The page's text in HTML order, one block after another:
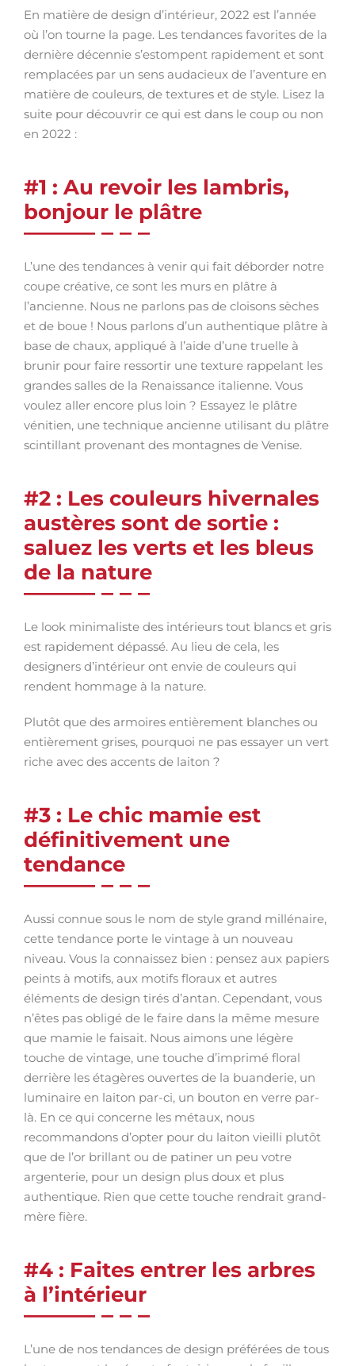
En matière de design d’intérieur, 2022 est l’année
où l’on tourne la page. Les tendances favorites de la
dernière décennie s’estompent rapidement et sont
remplacées par un sens audacieux de l’aventure en
matière de couleurs, de textures et de style. Lisez la
suite pour découvrir ce qui est dans le coup ou non
en 2022 :
#1 : Au revoir les lambris,
bonjour le plâtre
L’une des tendances à venir qui fait déborder notre
coupe créative, ce sont les murs en plâtre à
l’ancienne. Nous ne parlons pas de cloisons sèches
et de boue ! Nous parlons d’un authentique plâtre à
base de chaux, appliqué à l’aide d’une truelle à
brunir pour faire ressortir une texture rappelant les
grandes salles de la Renaissance italienne. Vous
voulez aller encore plus loin ? Essayez le plâtre
vénitien, une technique ancienne utilisant du plâtre
scintillant provenant des montagnes de Venise.
#2 : Les couleurs hivernales
austères sont de sortie :
saluez les verts et les bleus
de la nature
Le look minimaliste des intérieurs tout blancs et gris
est rapidement dépassé. Au lieu de cela, les
designers d’intérieur ont envie de couleurs qui
rendent hommage à la nature.
Plutôt que des armoires entièrement blanches ou
entièrement grises, pourquoi ne pas essayer un vert
riche avec des accents de laiton ?
#3 : Le chic mamie est
définitivement une
tendance
Aussi connue sous le nom de style grand millénaire,
cette tendance porte le vintage à un nouveau
niveau. Vous la connaissez bien : pensez aux papiers
peints à motifs, aux motifs floraux et autres
éléments de design tirés d’antan. Cependant, vous
n’êtes pas obligé de le faire dans la même mesure
que mamie le faisait. Nous aimons une légère
touche de vintage, une touche d’imprimé floral
derrière les étagères ouvertes de la buanderie, un
luminaire en laiton par-ci, un bouton en verre par-
là. En ce qui concerne les métaux, nous
recommandons d’opter pour du laiton vieilli plutôt
que de l’or brillant ou de patiner un peu votre
argenterie, pour un design plus doux et plus
authentique. Rien que cette touche rendrait grand-
mère fière.
#4 : Faites entrer les arbres
à l’intérieur
L’une de nos tendances de design préférées de tous